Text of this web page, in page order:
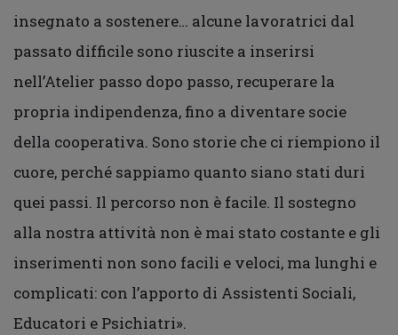
insegnato a sostenere… alcune lavoratrici dal
passato difficile sono riuscite a inserirsi
nell’Atelier passo dopo passo, recuperare la
propria indipendenza, fino a diventare socie
della cooperativa. Sono storie che ci riempiono il
cuore, perché sappiamo quanto siano stati duri
quei passi. Il percorso non è facile. Il sostegno
alla nostra attività non è mai stato costante e gli
inserimenti non sono facili e veloci, ma lunghi e
complicati: con l’apporto di Assistenti Sociali,
Educatori e Psichiatri».